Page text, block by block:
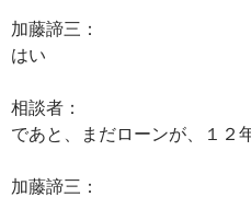
加藤諦三：
はい
相談者：
であと、まだローンが、１２
加藤諦三：